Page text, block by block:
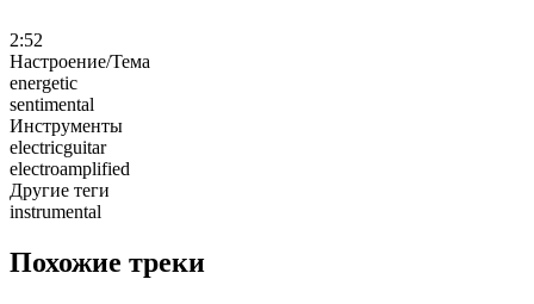
2:52
Настроение/Тема
energetic
sentimental
Инструменты
electricguitar
electroamplified
Другие теги
instrumental
Похожие треки